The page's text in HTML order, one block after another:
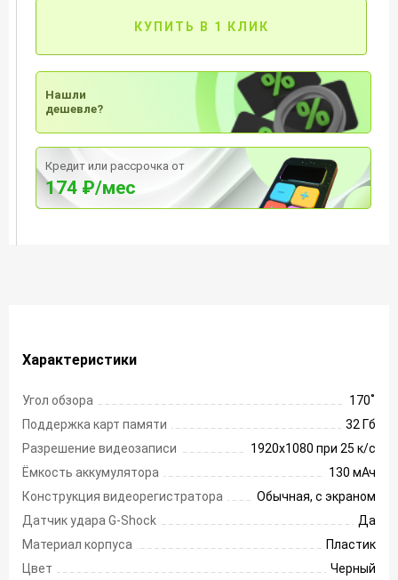
КУПИТЬ В 1 КЛИК
Нашли
дешевле?
Кредит или рассрочка от
174 ₽/мес
Характеристики
Угол обзора
170 ̊
Поддержка карт памяти
32 Гб
Разрешение видеозаписи
1920х1080 при 25 к/с
Ёмкость аккумулятора
130 мАч
Конструкция видеорегистратора
Обычная, с экраном
Датчик удара G-Shock
Да
Материал корпуса
Пластик
Цвет
Черный